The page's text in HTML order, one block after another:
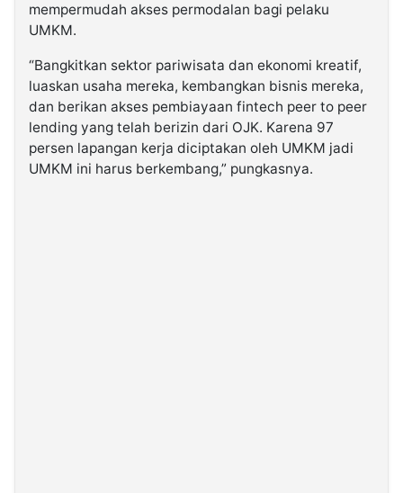
mempermudah akses permodalan bagi pelaku
UMKM.
“Bangkitkan sektor pariwisata dan ekonomi kreatif,
luaskan usaha mereka, kembangkan bisnis mereka,
dan berikan akses pembiayaan fintech peer to peer
lending yang telah berizin dari OJK. Karena 97
persen lapangan kerja diciptakan oleh UMKM jadi
UMKM ini harus berkembang,” pungkasnya.